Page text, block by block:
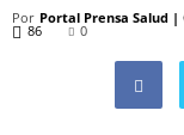
Por Portal Prensa Salud |
86 0